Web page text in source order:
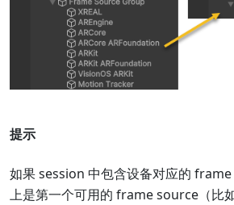
提示
如果 session 中包含设备对应的
上是第一个可用的 frame source（比